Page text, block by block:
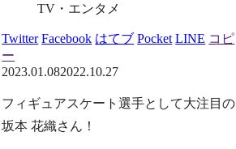
TV・エンタメ
Twitter Facebook はてブ Pocket LINE コピ
ー
2023.01.082022.10.27
フィギュアスケート選手として大注目の
坂本 花織さん！